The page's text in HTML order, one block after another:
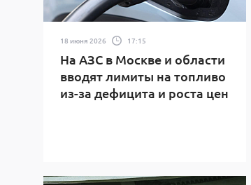
18 июня 2026 17:15
На АЗС в Москве и области
вводят лимиты на топливо
из-за дефицита и роста цен